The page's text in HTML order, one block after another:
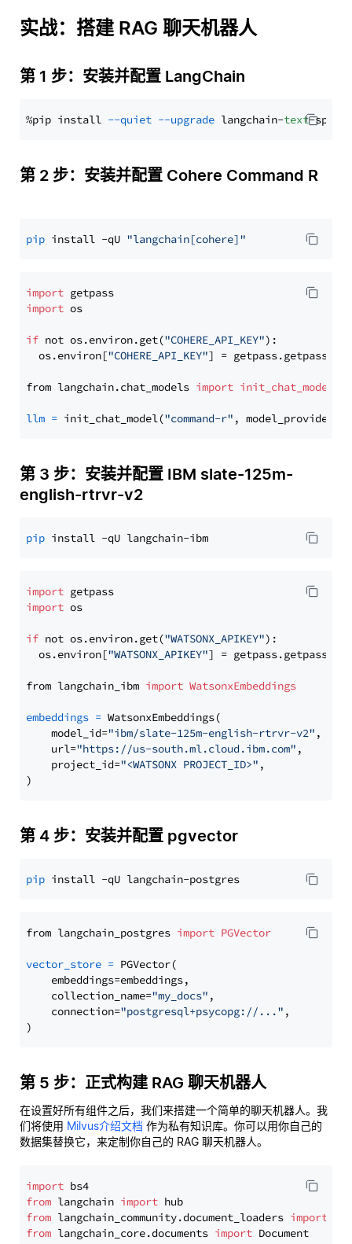
实战：搭建 RAG 聊天机器人
第 1 步：安装并配置 LangChain
%pip install --quiet --upgrade langchain-text
第 2 步：安装并配置 Cohere Command R
pip install -qU "langchain[cohere]"
import
import os
if not os.environ.get("COHERE_API_KEY"):
  os.environ[
"COHERE_API_KEY"] = getpass.getpass(
from langchain.chat_models import init_chat_model
llm = init_chat_model("command-r" , model_provider=
第 3 步：安装并配置 IBM slate-125m-
english-rtrvr-v2
pip
import
import os
if not os.environ.get("WATSONX_APIKEY"):
  os.environ[
"WATSONX_APIKEY"] = getpass.getpass(
from langchain_ibm import WatsonxEmbeddings
embeddings = WatsonxEmbeddings(
    model_id=
"ibm/slate-125m-english-rtrvr-v2" ,
    url=
"https://us-south.ml.cloud.ibm.com" ,
    project_id=
"<WATSONX PROJECT_ID>" ,
第 4 步：安装并配置 pgvector
pip
from langchain_postgres import PGVector
vector_store = PGVector(
    embeddings=embeddings,
    collection_name=
"my_docs" ,
    connection=
"postgresql+psycopg://..." ,
第 5 步：正式构建 RAG 聊天机器人
在设置好所有组件之后，我们来搭建一个简单的聊天机器人。我
们将使用 Milvus介绍文档 作为私有知识库。你可以用你自己的
数据集替换它，来定制你自己的 RAG 聊天机器人。
import
from langchain import
from langchain_community.document_loaders import
from langchain_core.documents import